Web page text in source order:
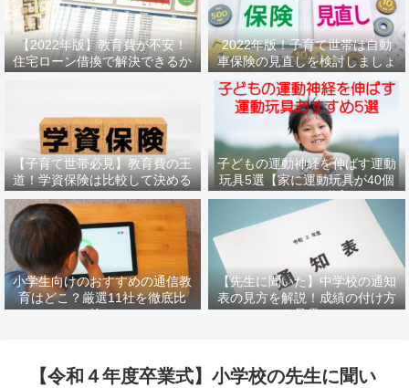
【2022年版】教育費が不安！
住宅ローン借換で解決できるか
2022年版！子育て世帯は自動
車保険の見直しを検討しましょ
【子育て世帯必見】教育費の王
道！学資保険は比較して決める
べき
子どもの運動神経を伸ばす運動
玩具5選【家に運動玩具が40個
あるパパ推薦】
小学生向けのおすすめの通信教
育はどこ？厳選11社を徹底比
較！
【先生に聞いた】中学校の通知
表の見方を解説！成績の付け方
も暴露！
【令和４年度卒業式】小学校の先生に聞い